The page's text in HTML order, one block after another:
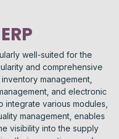
well-suited for the
and comprehensive
management,
and electronic
integrate various modules,
management, enables
visibility into the supply